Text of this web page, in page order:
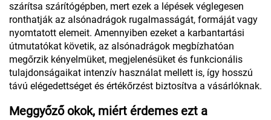
szárítsa szárítógépben, mert ezek a lépések véglegesen
ronthatják az alsónadrágok rugalmasságát, formáját vagy
nyomtatott elemeit. Amennyiben ezeket a karbantartási
útmutatókat követik, az alsónadrágok megbízhatóan
megőrzik kényelmüket, megjelenésüket és funkcionális
tulajdonságaikat intenzív használat mellett is, így hosszú
távú elégedettséget és értékőrzést biztosítva a vásárlóknak.
Meggyőző okok, miért érdemes ezt a